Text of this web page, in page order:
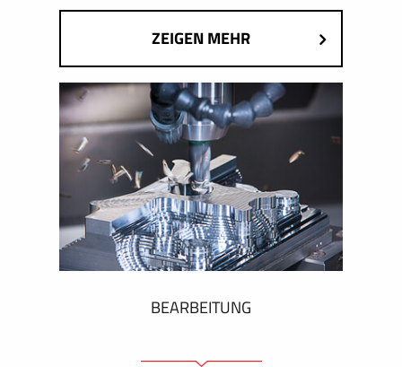
ZEIGEN MEHR
BEARBEITUNG